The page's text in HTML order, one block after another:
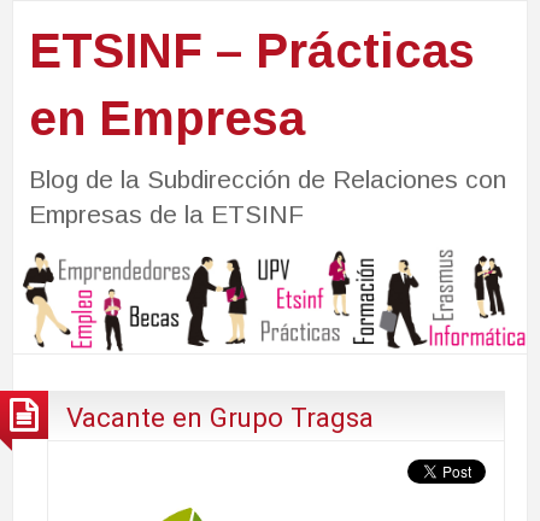
ETSINF – Prácticas
en Empresa
Blog de la Subdirección de Relaciones con
Empresas de la ETSINF
Vacante en Grupo Tragsa